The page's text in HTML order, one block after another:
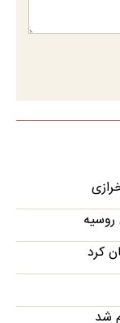
کرد
شد